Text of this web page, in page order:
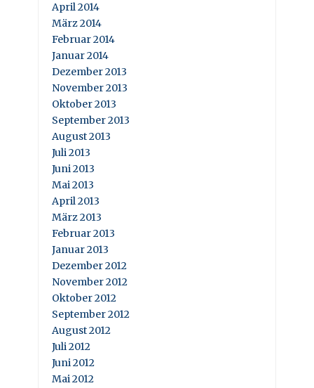
April 2014
März 2014
Februar 2014
Januar 2014
Dezember 2013
November 2013
Oktober 2013
September 2013
August 2013
Juli 2013
Juni 2013
Mai 2013
April 2013
März 2013
Februar 2013
Januar 2013
Dezember 2012
November 2012
Oktober 2012
September 2012
August 2012
Juli 2012
Juni 2012
Mai 2012